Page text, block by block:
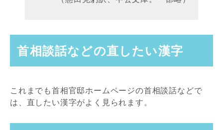
首相談話などの直したい漢字
これまでも首相官邸ホームページの首相談話などで
は、直したい漢字がよく見られます。